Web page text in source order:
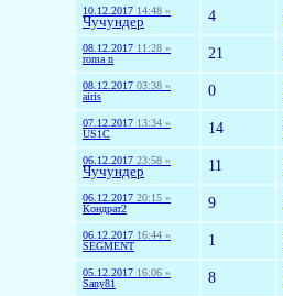
10.12.2017 14:48 »
Чучундер 4
08.12.2017 11:28 »
roma n
21
08.12.2017 03:38 »
airis
0
07.12.2017 13:34 »
US1C
14
06.12.2017 23:58 »
Чучундер 11
06.12.2017 20:15 »
Кондрат2
9
06.12.2017 16:44 »
SEGMENT
1
05.12.2017 16:06 »
Sany81
8